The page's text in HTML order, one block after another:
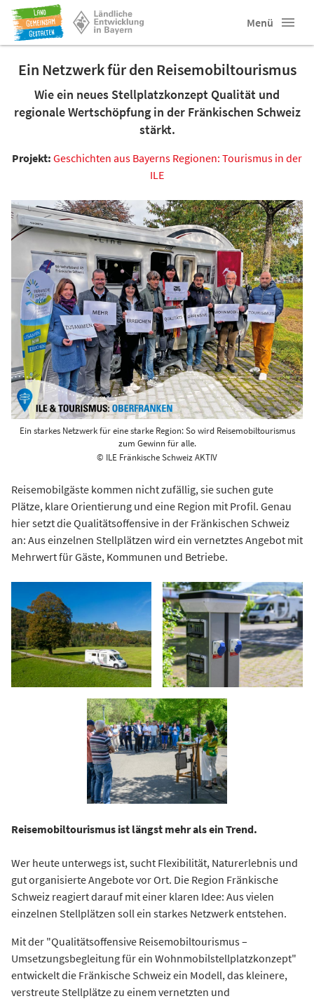
Menü
Ein Netzwerk für den Reisemobiltourismus
Wie ein neues Stellplatzkonzept Qualität und
regionale Wertschöpfung in der Fränkischen Schweiz
stärkt.
Projekt: Geschichten aus Bayerns Regionen: Tourismus in der
ILE
Ein starkes Netzwerk für eine starke Region: So wird Reisemobiltourismus
zum Gewinn für alle.
© ILE Fränkische Schweiz AKTIV
Reisemobilgäste kommen nicht zufällig, sie suchen gute
Plätze, klare Orientierung und eine Region mit Profil. Genau
hier setzt die Qualitätsoffensive in der Fränkischen Schweiz
an: Aus einzelnen Stellplätzen wird ein vernetztes Angebot mit
Mehrwert für Gäste, Kommunen und Betriebe.
Reisemobiltourismus ist längst mehr als ein Trend.
Wer heute unterwegs ist, sucht Flexibilität, Naturerlebnis und
gut organisierte Angebote vor Ort. Die Region Fränkische
Schweiz reagiert darauf mit einer klaren Idee: Aus vielen
einzelnen Stellplätzen soll ein starkes Netzwerk entstehen.
Mit der "Qualitätsoffensive Reisemobiltourismus –
Umsetzungsbegleitung für ein Wohnmobilstellplatzkonzept"
entwickelt die Fränkische Schweiz ein Modell, das kleinere,
verstreute Stellplätze zu einem vernetzten und